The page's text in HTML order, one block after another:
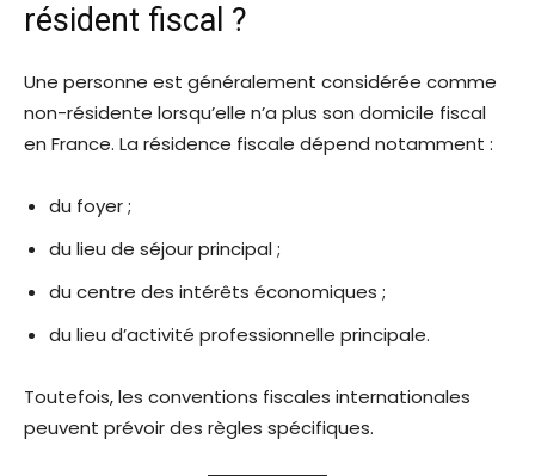
résident fiscal ?
Une personne est généralement considérée comme
non-résidente lorsqu’elle n’a plus son domicile fiscal
en France. La résidence fiscale dépend notamment :
du foyer ;
du lieu de séjour principal ;
du centre des intérêts économiques ;
du lieu d’activité professionnelle principale.
Toutefois, les conventions fiscales internationales
peuvent prévoir des règles spécifiques.